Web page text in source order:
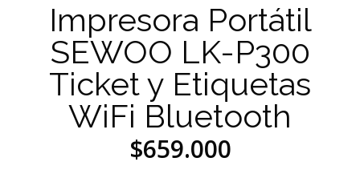
Impresora Portátil
SEWOO LK-P300
Ticket y Etiquetas
WiFi Bluetooth
$659.000